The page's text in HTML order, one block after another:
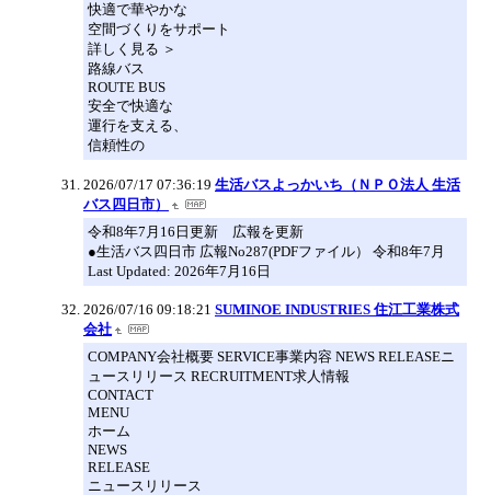
快適で華やかな
空間づくりをサポート
詳しく見る ＞
路線バス
ROUTE BUS
安全で快適な
運行を支える、
信頼性の
2026/07/17 07:36:19 生活バスよっかいち（ＮＰＯ法人 生活
バス四日市）
令和8年7月16日更新 広報を更新
●生活バス四日市 広報No287(PDFファイル） 令和8年7月
Last Updated: 2026年7月16日
2026/07/16 09:18:21 SUMINOE INDUSTRIES 住江工業株式
会社
COMPANY会社概要 SERVICE事業内容 NEWS RELEASEニ
ュースリリース RECRUITMENT求人情報
CONTACT
MENU
ホーム
NEWS
RELEASE
ニュースリリース